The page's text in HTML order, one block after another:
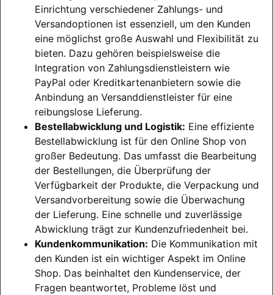
Einrichtung verschiedener Zahlungs- und
Versandoptionen ist essenziell, um den Kunden
eine möglichst große Auswahl und Flexibilität zu
bieten. Dazu gehören beispielsweise die
Integration von Zahlungsdienstleistern wie
PayPal oder Kreditkartenanbietern sowie die
Anbindung an Versanddienstleister für eine
reibungslose Lieferung.
Bestellabwicklung und Logistik: Eine effiziente
Bestellabwicklung ist für den Online Shop von
großer Bedeutung. Das umfasst die Bearbeitung
der Bestellungen, die Überprüfung der
Verfügbarkeit der Produkte, die Verpackung und
Versandvorbereitung sowie die Überwachung
der Lieferung. Eine schnelle und zuverlässige
Abwicklung trägt zur Kundenzufriedenheit bei.
Kundenkommunikation: Die Kommunikation mit
den Kunden ist ein wichtiger Aspekt im Online
Shop. Das beinhaltet den Kundenservice, der
Fragen beantwortet, Probleme löst und